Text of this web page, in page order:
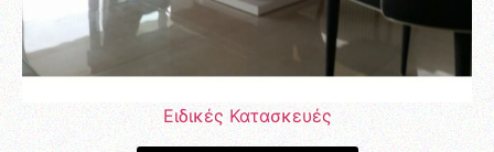
Ειδικές Κατασκευές